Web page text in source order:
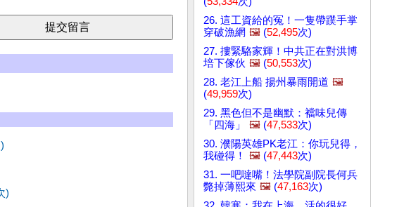
)
26. 這工資給的冤！一隻帶蹼手掌
穿破漁網 🖼️ (52,495次)
27. 摟緊駱家輝！中共正在對洪博
培下傢伙 🖼️ (50,553次)
28. 老江上船 揚州暴雨開道 🖼️
(49,959次)
29. 黑色但不是幽默：襠味兒傳
「四海」
🖼️ (47,533次)
30. 濮陽英雄PK老江：你玩兒得，
我碰得！
🖼️ (47,443次)
31. 一吧噠嘴！法學院副院長何兵
斃掉薄熙來 🖼️ (47,163次)